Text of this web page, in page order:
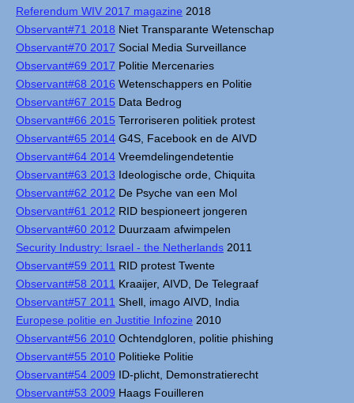
Referendum WIV 2017 magazine 2018
Observant#71 2018 Niet Transparante Wetenschap
Observant#70 2017 Social Media Surveillance
Observant#69 2017 Politie Mercenaries
Observant#68 2016 Wetenschappers en Politie
Observant#67 2015 Data Bedrog
Observant#66 2015 Terroriseren politiek protest
Observant#65 2014 G4S, Facebook en de AIVD
Observant#64 2014 Vreemdelingendetentie
Observant#63 2013 Ideologische orde, Chiquita
Observant#62 2012 De Psyche van een Mol
Observant#61 2012 RID bespioneert jongeren
Observant#60 2012 Duurzaam afwimpelen
Security Industry: Israel - the Netherlands 2011
Observant#59 2011 RID protest Twente
Observant#58 2011 Kraaijer, AIVD, De Telegraaf
Observant#57 2011 Shell, imago AIVD, India
Europese politie en Justitie Infozine 2010
Observant#56 2010 Ochtendgloren, politie phishing
Observant#55 2010 Politieke Politie
Observant#54 2009 ID-plicht, Demonstratierecht
Observant#53 2009 Haags Fouilleren